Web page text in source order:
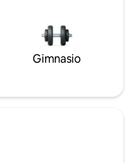
Gimnasio